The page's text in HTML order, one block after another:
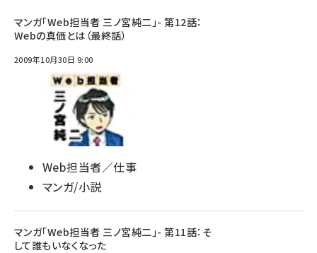
マンガ「Web担当者 三ノ宮純二」- 第12話：
Webの真価とは（最終話）
2009年10月30日 9:00
Web担当者／仕事
マンガ/小説
マンガ「Web担当者 三ノ宮純二」- 第11話：そ
して誰もいなくなった